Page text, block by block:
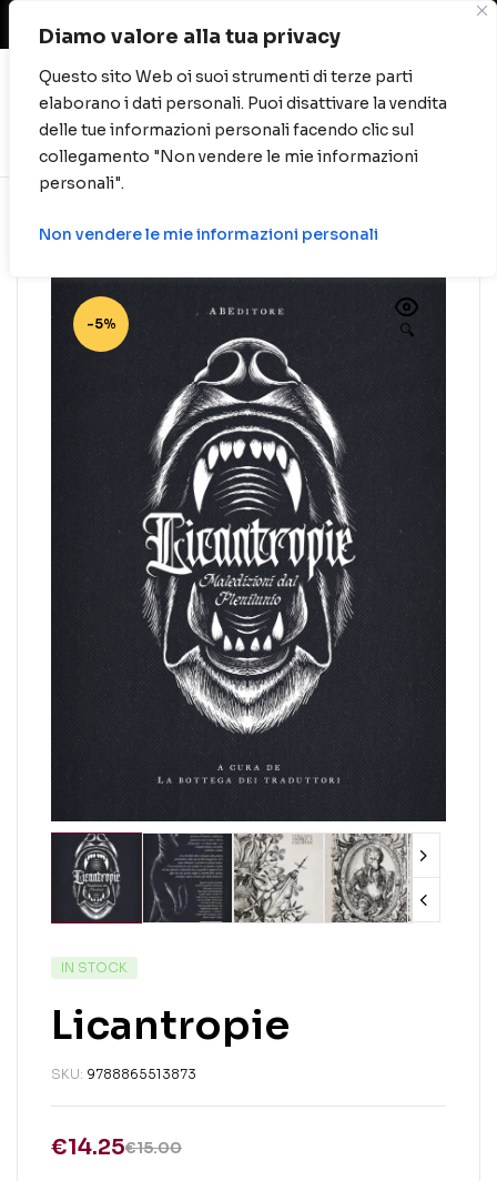
Diamo valore alla tua privacy
Questo sito Web oi suoi strumenti di terze parti
elaborano i dati personali. Puoi disattivare la vendita
delle tue informazioni personali facendo clic sul
collegamento "Non vendere le mie informazioni
personali".
Non vendere le mie informazioni personali
Spese di spedizione gratuite per ordini oltre
0
🔍
-5%
IN STOCK
Licantropie
SKU: 9788865513873
€15.00
€14.25